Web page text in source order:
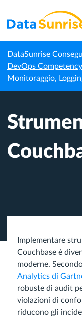
DataSunrise
DevOps Competency
Monitoraggio,
Homepage Centro di
Implementare
Couchbase è
moderne.
Analytics di
robuste di audit
violazioni di
riducono gli